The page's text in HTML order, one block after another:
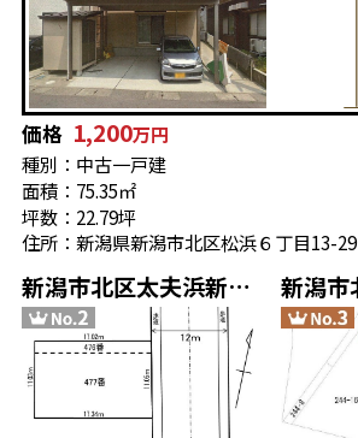
価格 1,200万円
種別：中古一戸建
面積：75.35㎡
坪数：22.79坪
住所：新潟県新潟市北区松浜６丁目13-29
新潟市北区太夫浜新町2丁目 売地